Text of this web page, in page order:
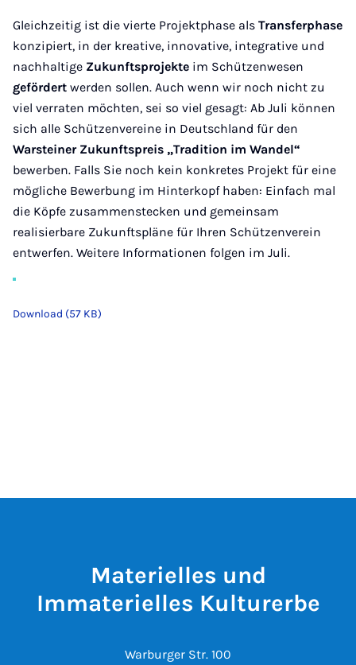
Gleichzeitig ist die vierte Projektphase als Transferphase
konzipiert, in der kreative, innovative, integrative und
nachhaltige Zukunftsprojekte im Schützenwesen
gefördert werden sollen. Auch wenn wir noch nicht zu
viel verraten möchten, sei so viel gesagt: Ab Juli können
sich alle Schützenvereine in Deutschland für den
Warsteiner Zukunftspreis „Tradition im Wandel“
bewerben. Falls Sie noch kein konkretes Projekt für eine
mögliche Bewerbung im Hinterkopf haben: Einfach mal
die Köpfe zusammenstecken und gemeinsam
realisierbare Zukunftspläne für Ihren Schützenverein
entwerfen. Weitere Informationen folgen im Juli.
Download (57 KB)
Materielles und
Immaterielles Kulturerbe
Warburger Str. 100